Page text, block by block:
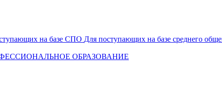
на базе СПО Для поступающих на базе среднего
ОБРАЗОВАНИЕ